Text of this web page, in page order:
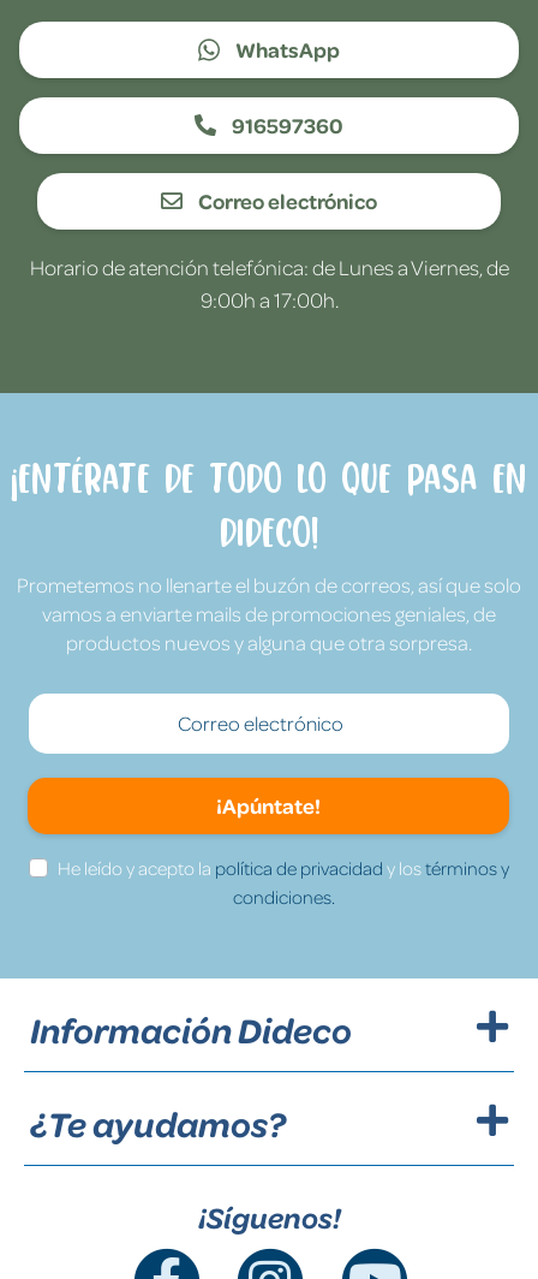
WhatsApp
916597360
Correo electrónico
Horario de atención telefónica: de Lunes a Viernes, de
9:00h a 17:00h.
¡Entérate de todo lo que pasa en
Dideco!
Prometemos no llenarte el buzón de correos, así que solo
vamos a enviarte mails de promociones geniales, de
productos nuevos y alguna que otra sorpresa.
¡Apúntate!
He leído y acepto la política de privacidad y lostérminos y
condiciones.
Información Dideco
¿Te ayudamos?
¡Síguenos!